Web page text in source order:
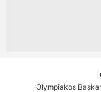
Olympiakos